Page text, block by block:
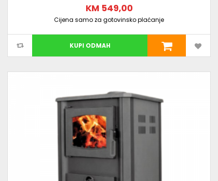
KM 549,00
Cijena samo za gotovinsko plaćanje
KUPI ODMAH